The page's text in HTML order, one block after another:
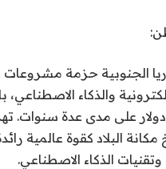
الجنوبية حزمة
والذكاء
دولار على مدى عدة
البلاد كقوة عالمية
الذكاء الاصطناعي.